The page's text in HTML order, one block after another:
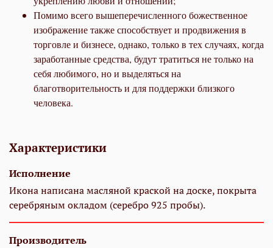
Помимо всего вышеперечисленного божественное
изображение также способствует и продвижения в
торговле и бизнесе, однако, только в тех случаях, когда
заработанные средства, будут тратиться не только на
себя любимого, но и выделяться на
благотворительность и для поддержки близкого
человека.
Характеристики
Исполнение
Икона написана масляной краской на доске, покрыта
серебряным окладом (серебро 925 пробы).
Производитель